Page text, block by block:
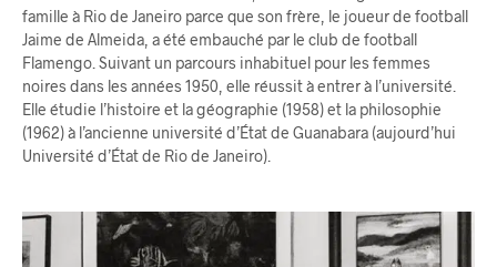
famille à Rio de Janeiro parce que son frère, le joueur de football
Jaime de Almeida, a été embauché par le club de football
Flamengo. Suivant un parcours inhabituel pour les femmes
noires dans les années 1950, elle réussit à entrer à l’université.
Elle étudie l’histoire et la géographie (1958) et la philosophie
(1962) à l’ancienne université d’État de Guanabara (aujourd’hui
Université d’État de Rio de Janeiro).